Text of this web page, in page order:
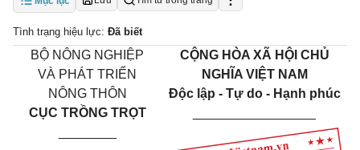
Tình trạng hiệu lực: Đã biết
BỘ NÔNG NGHIỆP
VÀ PHÁT TRIỂN
NÔNG THÔN
CỤC TRỒNG TRỌT
CỘNG HÒA XÃ HỘI CHỦ
NGHĨA VIỆT NAM
Độc lập - Tự do - Hạnh phúc